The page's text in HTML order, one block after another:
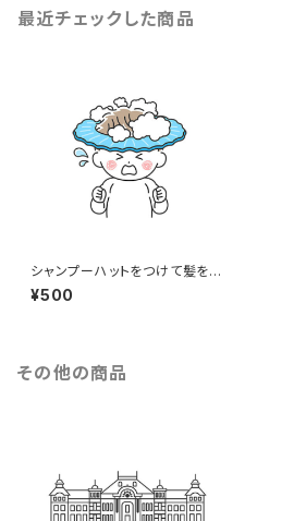
最近チェックした商品
シャンプーハットをつけて髪を洗
う、泣いている子どものイラスト
（eps+pngデータセット）
¥500
その他の商品